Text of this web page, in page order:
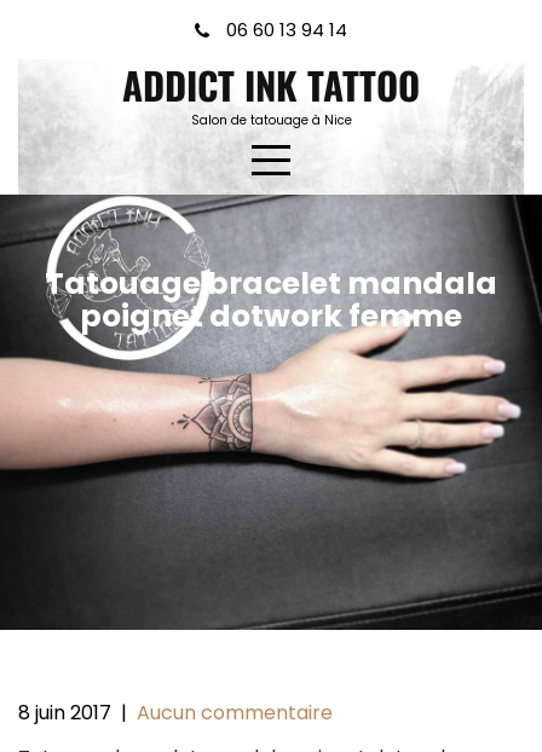
content
06 60 13 94 14
ADDICT INK TATTOO
Salon de tatouage à Nice
Tatouage bracelet mandala
poignet dotwork femme
8 juin 2017 | Aucun commentaire